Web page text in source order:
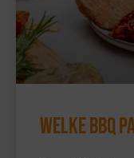
Welke BBQ